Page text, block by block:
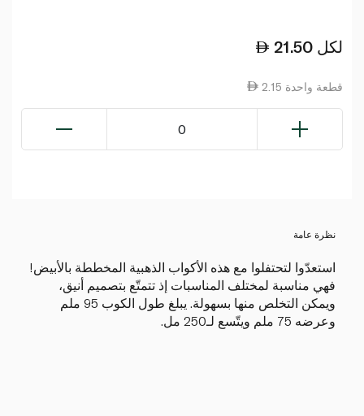
21.50 لكل
2.15 قطعة واحدة
0
نظرة عامة
استعدّوا لتحتفلوا مع هذه الأكواب الذهبية المخططة بالأبيض!
فهي مناسبة لمختلف المناسبات إذ تتمتّع بتصميم أنيق،
ويمكن التخلص منها بسهولة. يبلغ طول الكوب 95 ملم
وعرضه 75 ملم ويتّسع لـ250 مل.